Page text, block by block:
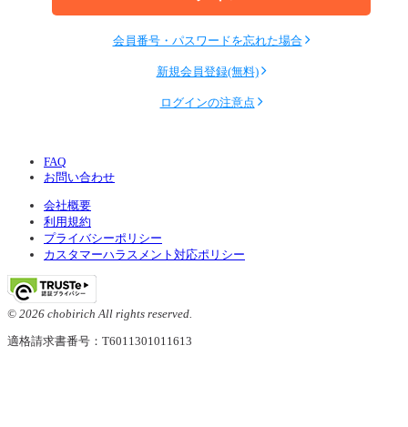
会員番号・パスワードを忘れた場合
新規会員登録(無料)
ログインの注意点
FAQ
お問い合わせ
会社概要
利用規約
プライバシーポリシー
カスタマーハラスメント対応ポリシー
© 2026 chobirich All rights reserved.
適格請求書番号：T6011301011613